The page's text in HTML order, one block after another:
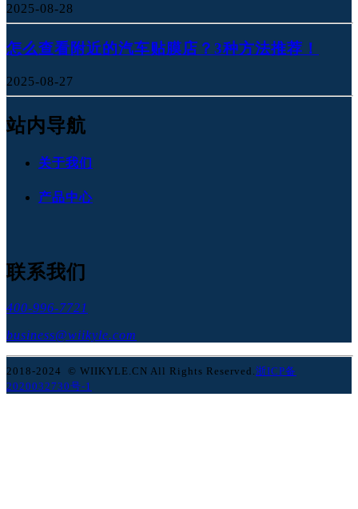
2025-08-28
怎么查看附近的汽车贴膜店？3种方法推荐！
2025-08-27
站内导航
关于我们
产品中心
联系我们
400-996-7721
business@wiikyle.com
2018-2024 © WIIKYLE.CN All Rights Reserved. 浙ICP备
2020032730号-1